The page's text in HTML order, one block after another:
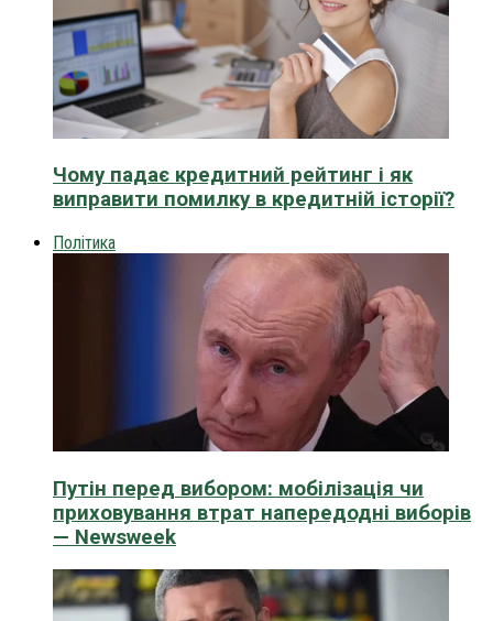
Чому падає кредитний рейтинг і як
виправити помилку в кредитній історії?
Політика
Путін перед вибором: мобілізація чи
приховування втрат напередодні виборів
— Newsweek